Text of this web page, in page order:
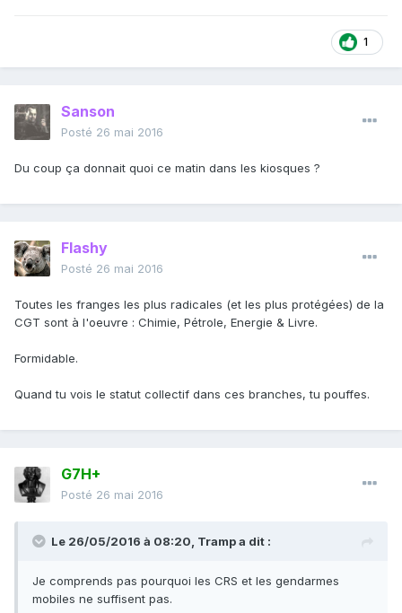
1
Sanson
Posté 26 mai 2016
Du coup ça donnait quoi ce matin dans les kiosques ?
Flashy
Posté 26 mai 2016
Toutes les franges les plus radicales (et les plus protégées) de la
CGT sont à l'oeuvre : Chimie, Pétrole, Energie & Livre.
Formidable.
Quand tu vois le statut collectif dans ces branches, tu pouffes.
G7H+
Posté 26 mai 2016
Le 26/05/2016 à 08:20, Tramp a dit :
Je comprends pas pourquoi les CRS et les gendarmes
mobiles ne suffisent pas.